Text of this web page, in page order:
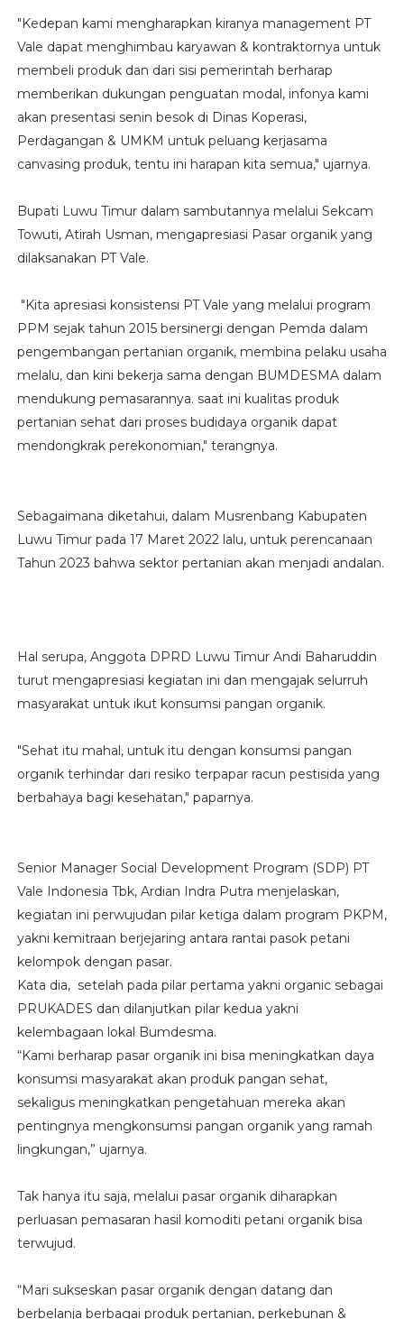
"Kedepan kami mengharapkan kiranya management PT
Vale dapat menghimbau karyawan & kontraktornya untuk
membeli produk dan dari sisi pemerintah berharap
memberikan dukungan penguatan modal, infonya kami
akan presentasi senin besok di Dinas Koperasi,
Perdagangan & UMKM untuk peluang kerjasama
canvasing produk, tentu ini harapan kita semua," ujarnya.
Bupati Luwu Timur dalam sambutannya melalui Sekcam
Towuti, Atirah Usman, mengapresiasi Pasar organik yang
dilaksanakan PT Vale.
"Kita apresiasi konsistensi PT Vale yang melalui program
PPM sejak tahun 2015 bersinergi dengan Pemda dalam
pengembangan pertanian organik, membina pelaku usaha
melalu, dan kini bekerja sama dengan BUMDESMA dalam
mendukung pemasarannya. saat ini kualitas produk
pertanian sehat dari proses budidaya organik dapat
mendongkrak perekonomian," terangnya.
Sebagaimana diketahui, dalam Musrenbang Kabupaten
Luwu Timur pada 17 Maret 2022 lalu, untuk perencanaan
Tahun 2023 bahwa sektor pertanian akan menjadi andalan.
Hal serupa, Anggota DPRD Luwu Timur Andi Baharuddin
turut mengapresiasi kegiatan ini dan mengajak selurruh
masyarakat untuk ikut konsumsi pangan organik.
"Sehat itu mahal, untuk itu dengan konsumsi pangan
organik terhindar dari resiko terpapar racun pestisida yang
berbahaya bagi kesehatan," paparnya.
Senior Manager Social Development Program (SDP) PT
Vale Indonesia Tbk, Ardian Indra Putra menjelaskan,
kegiatan ini perwujudan pilar ketiga dalam program PKPM,
yakni kemitraan berjejaring antara rantai pasok petani
kelompok dengan pasar.
Kata dia, setelah pada pilar pertama yakni organic sebagai
PRUKADES dan dilanjutkan pilar kedua yakni
kelembagaan lokal Bumdesma.
“Kami berharap pasar organik ini bisa meningkatkan daya
konsumsi masyarakat akan produk pangan sehat,
sekaligus meningkatkan pengetahuan mereka akan
pentingnya mengkonsumsi pangan organik yang ramah
lingkungan,” ujarnya.
Tak hanya itu saja, melalui pasar organik diharapkan
perluasan pemasaran hasil komoditi petani organik bisa
terwujud.
“Mari sukseskan pasar organik dengan datang dan
berbelanja berbagai produk pertanian, perkebunan &